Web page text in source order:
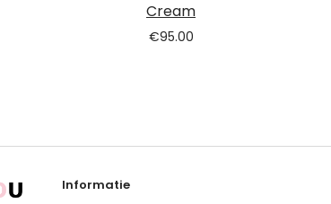
Cream
€95.00
Informatie